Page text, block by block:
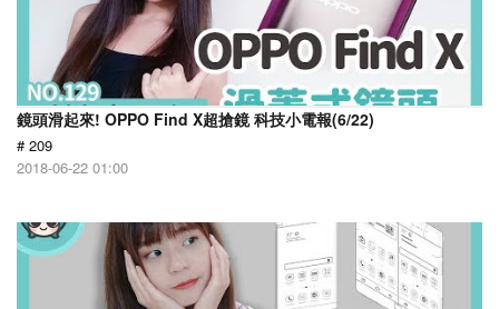
鏡頭滑起來! OPPO Find X超搶鏡 科技小電報(6/22)
# 209
2018-06-22 01:00